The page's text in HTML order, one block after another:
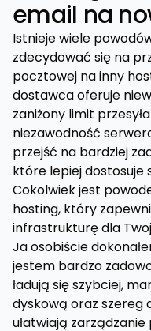
email na
Istnieje wiele
zdecydować się na
pocztowej na inny
dostawca oferuje
zaniżony limit
niezawodność
przejść na bardziej
które lepiej dostosuje
Cokolwiek jest
hosting, który
infrastrukturę dla
Ja osobiście
jestem bardzo
ładują się szybciej,
dyskową oraz szereg
ułatwiają